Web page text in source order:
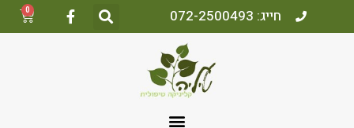
חייג: 072-2500493